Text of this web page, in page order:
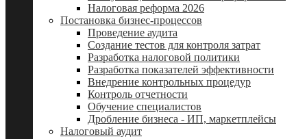
Налоговая реформа 2026
Постановка бизнес-процессов
Проведение аудита
Создание тестов для контроля затрат
Разработка налоговой политики
Разработка показателей эффективности
Внедрение контрольных процедур
Контроль отчетности
Обучение специалистов
Дробление бизнеса - ИП, маркетплейсы
Налоговый аудит